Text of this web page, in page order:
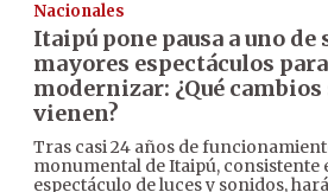
Nacionales
Itaipú pone pausa a uno de
mayores espectáculos para
modernizar: ¿Qué cambios
vienen?
Tras casi 24 años de
monumental de Itaipú, consistente
espectáculo de luces y sonidos,